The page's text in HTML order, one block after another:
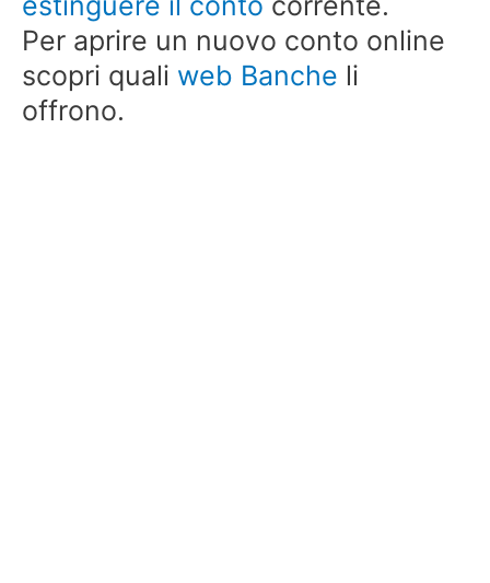
Per aprire un nuovo conto online
scopri quali web Banche li
offrono.